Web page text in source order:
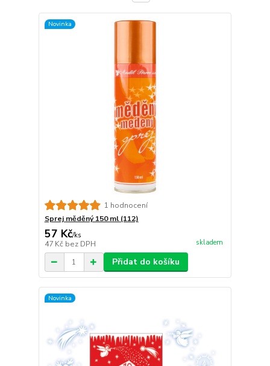
Novinka
1 hodnocení
Sprej měděný 150 ml (112)
57 Kč/ks
47 Kč bez DPH skladem
Přidat do košíku
Novinka